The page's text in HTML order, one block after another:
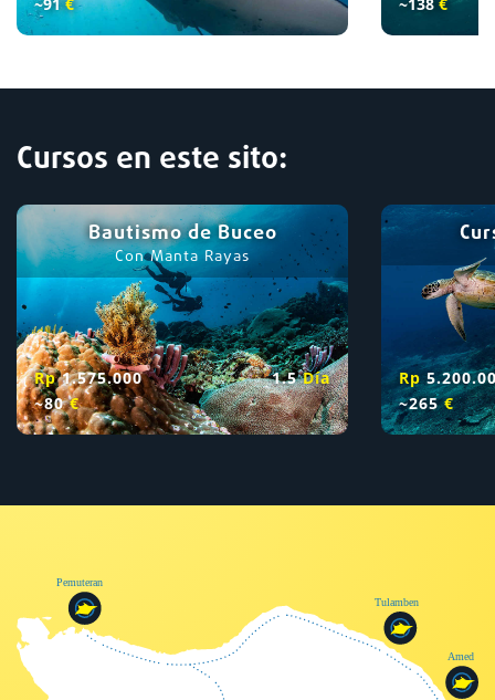
Cursos en este sito:
Bautismo de Buceo
Con Manta Rayas
Rp1.575.000
~80€
1.5 Día Rp
~265€